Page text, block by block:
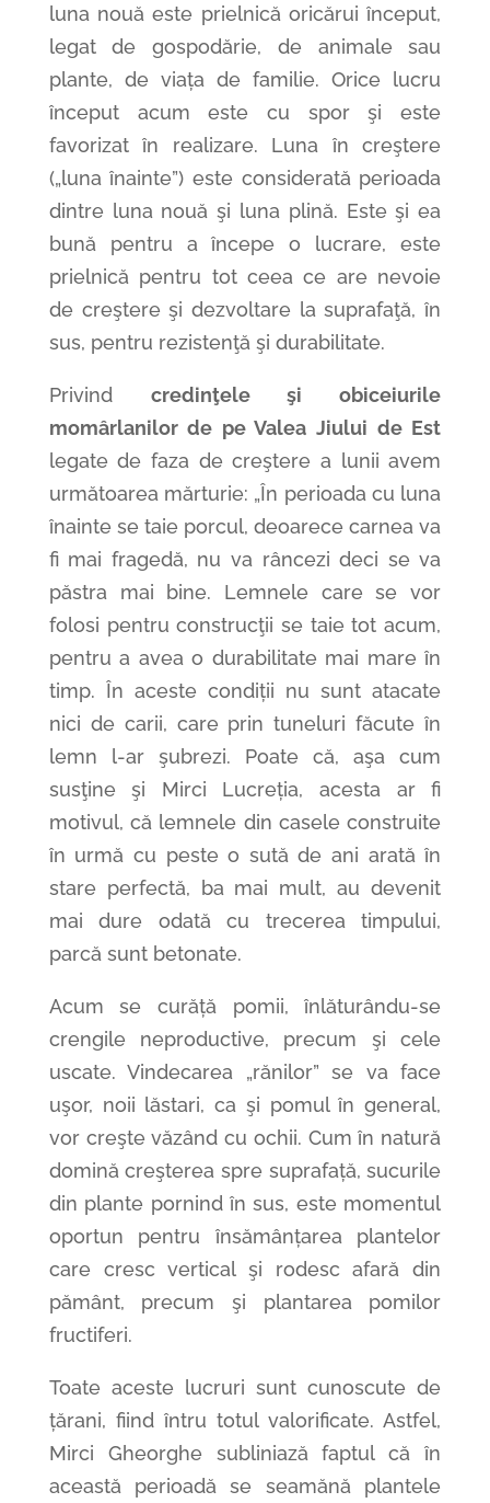
luna nouă este prielnică oricărui început,
legat de gospodărie, de animale sau
plante, de viața de familie. Orice lucru
început acum este cu spor şi este
favorizat în realizare. Luna în creştere
(„luna înainte”) este considerată perioada
dintre luna nouă şi luna plină. Este şi ea
bună pentru a începe o lucrare, este
prielnică pentru tot ceea ce are nevoie
de creştere şi dezvoltare la suprafaţă, în
sus, pentru rezistenţă şi durabilitate.
Privind credinţele şi obiceiurile
momârlanilor de pe Valea Jiului de Est
legate de faza de creştere a lunii avem
următoarea mărturie: „În perioada cu luna
înainte se taie porcul, deoarece carnea va
fi mai fragedă, nu va râncezi deci se va
păstra mai bine. Lemnele care se vor
folosi pentru construcţii se taie tot acum,
pentru a avea o durabilitate mai mare în
timp. În aceste condiții nu sunt atacate
nici de carii, care prin tuneluri făcute în
lemn l-ar şubrezi. Poate că, aşa cum
susţine şi Mirci Lucreția, acesta ar fi
motivul, că lemnele din casele construite
în urmă cu peste o sută de ani arată în
stare perfectă, ba mai mult, au devenit
mai dure odată cu trecerea timpului,
parcă sunt betonate.
Acum se curăță pomii, înlăturându-se
crengile neproductive, precum şi cele
uscate. Vindecarea „rănilor” se va face
uşor, noii lăstari, ca şi pomul în general,
vor creşte văzând cu ochii. Cum în natură
domină creşterea spre suprafață, sucurile
din plante pornind în sus, este momentul
oportun pentru însămânțarea plantelor
care cresc vertical şi rodesc afară din
pământ, precum şi plantarea pomilor
fructiferi.
Toate aceste lucruri sunt cunoscute de
țărani, fiind întru totul valorificate. Astfel,
Mirci Gheorghe subliniază faptul că în
această perioadă se seamănă plantele